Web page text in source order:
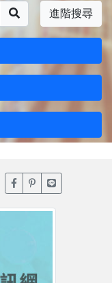
進階搜尋
臉書分享(另開新視窗)
噗浪分享(另開新
Line分享(另